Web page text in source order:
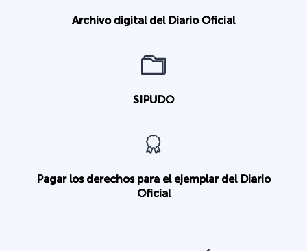
Archivo digital del Diario Oficial
SIPUDO
Pagar los derechos para el ejemplar del Diario
Oficial